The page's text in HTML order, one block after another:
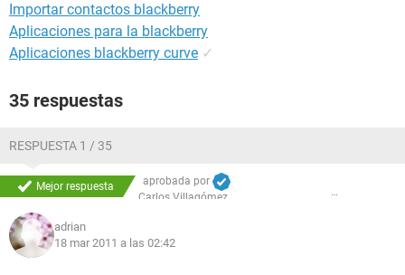
Importar contactos blackberry
Aplicaciones para la blackberry
Aplicaciones blackberry curve ✓
35 respuestas
RESPUESTA 1 / 35
Mejor respuesta
aprobada por
Carlos Villagómez
adrian
18 mar 2011 a las 02:42